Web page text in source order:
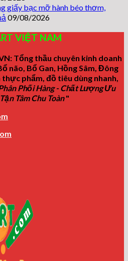
giấy bạc mỡ hành béo thơm,
09/08/2026
VIỆT NAM
Tổng thầu chuyên kinh doanh
não, Bổ Gan, Hồng Sâm, Đông
phẩm, đồ tiêu dùng nhanh,
Phối Hàng - Chất Lượng Ưu
Tâm Chu Toàn"